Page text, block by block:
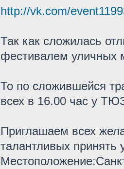
http://vk.com/
Так как сложилась
фестивалем уличных
То по сложившейся
всех в 16.00 час у
Приглашаем всех
талантливых принять